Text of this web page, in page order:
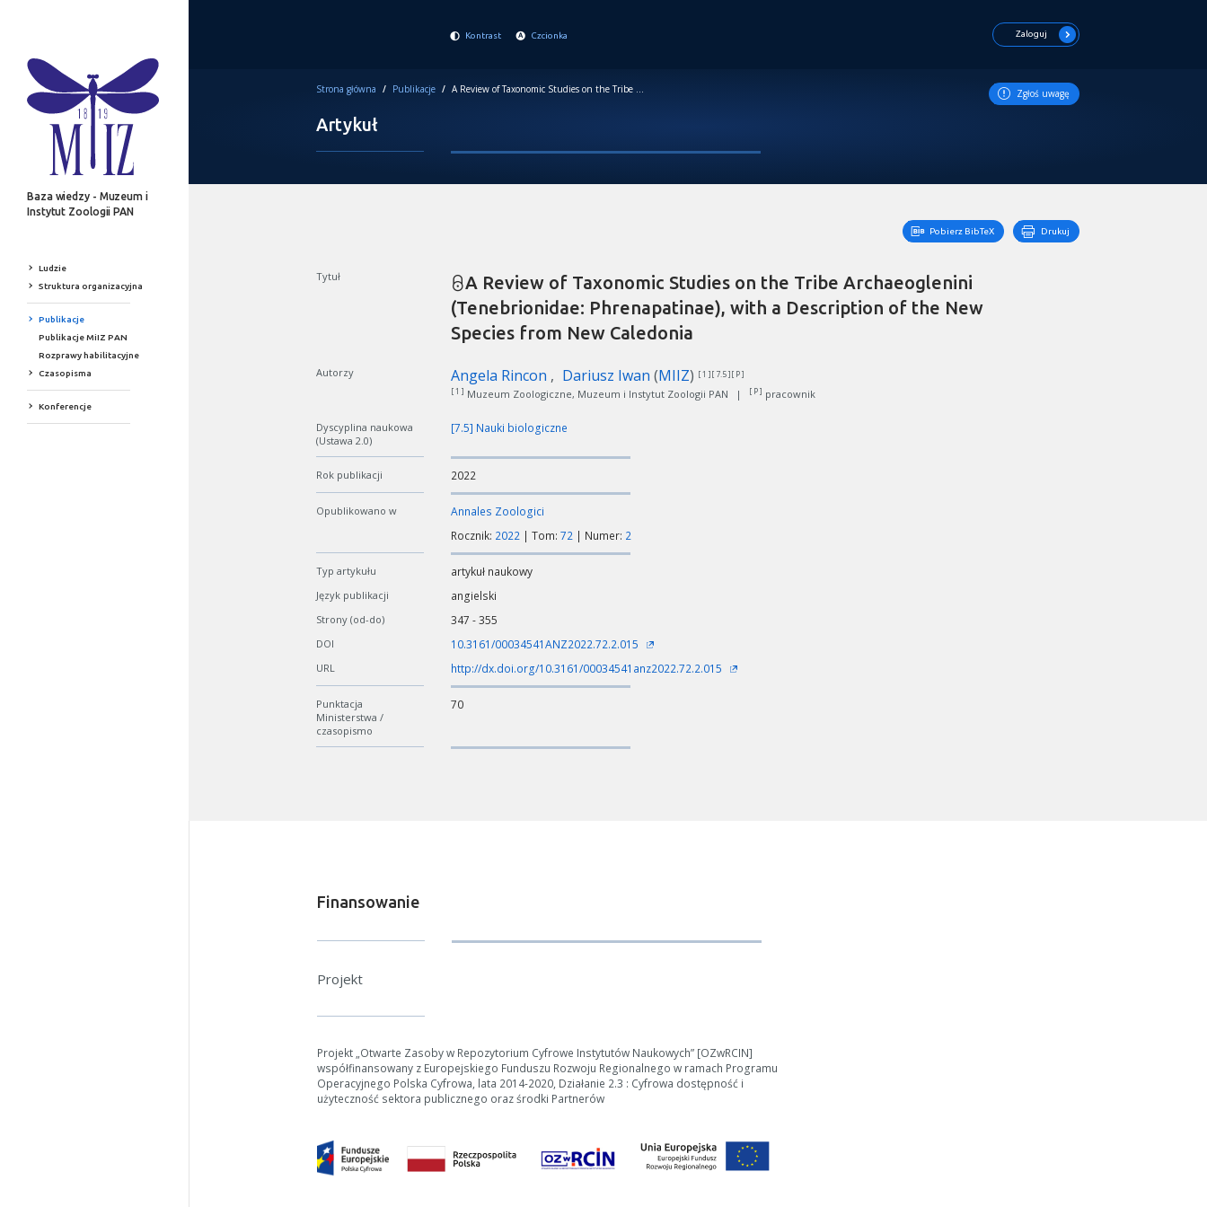
W zależności od ilości danych do przetworzenia generowanie pliku może się wydłużyć.
Jeśli generowanie trwa zbyt długo można ograniczyć dane np. zmniejszając zakres lat.
Anuluj
Baza wiedzy - Muzeum i
Instytut Zoologii PAN
Ludzie
Struktura organizacyjna
Publikacje
Publikacje MiIZ PAN
Rozprawy habilitacyjne
Czasopisma
Konferencje
Kontrast Czcionka Zaloguj
Strona główna / Publikacje / A Review of Taxonomic Studies on the Tribe Archaeoglenini (Tenebrionidae: Phrenapatinae), with a Description of the New Species from New Caledonia Zgłoś uwagę
Artykuł
Pobierz BibTeX Drukuj
Tytuł
A Review of Taxonomic Studies on the Tribe Archaeoglenini
(Tenebrionidae: Phrenapatinae), with a Description of the New
Species from New Caledonia
Autorzy Angela Rincon Dariusz Iwan (MIIZ) [ 1 ][ 7.5 ][ P ]
[ 1 ] Muzeum Zoologiczne, Muzeum i Instytut Zoologii PAN | [ P ] pracownik
Dyscyplina naukowa
(Ustawa 2.0)
[7.5] Nauki biologiczne
Rok publikacji 2022
Opublikowano w
Annales Zoologici
Rocznik: 2022 | Tom: 72 | Numer: 2
Typ artykułu artykuł naukowy
Język publikacji angielski
Strony (od-do) 347 - 355
DOI 10.3161/00034541ANZ2022.72.2.015
URL http://dx.doi.org/10.3161/00034541anz2022.72.2.015
Punktacja
Ministerstwa /
czasopismo
70
Finansowanie
Projekt
Projekt „Otwarte Zasoby w Repozytorium Cyfrowe Instytutów Naukowych” [OZwRCIN]
współfinansowany z Europejskiego Funduszu Rozwoju Regionalnego w ramach Programu
Operacyjnego Polska Cyfrowa, lata 2014-2020, Działanie 2.3 : Cyfrowa dostępność i
użyteczność sektora publicznego oraz środki Partnerów